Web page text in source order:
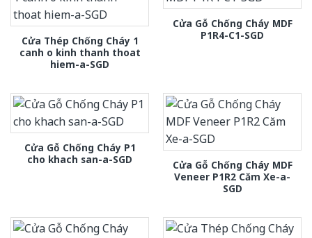
Cửa Thép Chống Cháy 1
canh o kinh thanh thoat
hiem-a-SGD
Cửa Gỗ Chống Cháy MDF
P1R4-C1-SGD
Cửa Gỗ Chống Cháy P1
cho khach san-a-SGD
Cửa Gỗ Chống Cháy MDF
Veneer P1R2 Căm Xe-a-
SGD